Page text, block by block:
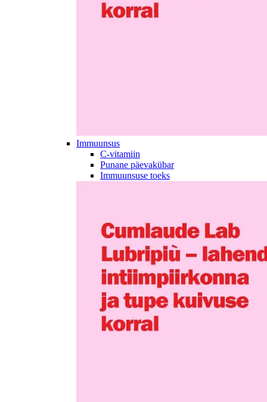
Immuunsus
C-vitamiin
Punane päevakübar
Immuunsuse toeks